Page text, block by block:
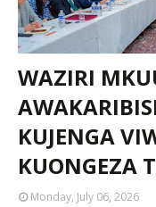
WAZIRI
KUJENGA
KUONGEZA
Monday, July 06, 2026